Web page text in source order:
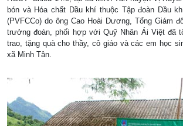
bón và Hóa chất Dầu khí thuộc Tập đoàn Dầu
(PVFCCo) do ông Cao Hoài Dương, Tổng Giám
trưởng đoàn, phối hợp với Quỹ Nhân Ái Việt đã
trao, tặng quà cho thầy, cô giáo và các em học
xã Minh Tân.